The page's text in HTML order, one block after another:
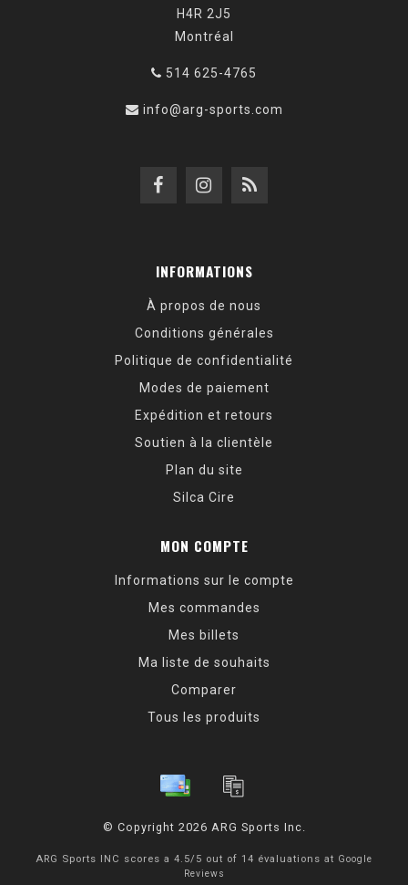
H4R 2J5
Montréal
514 625-4765
info@arg-sports.com
INFORMATIONS
À propos de nous
Conditions générales
Politique de confidentialité
Modes de paiement
Expédition et retours
Soutien à la clientèle
Plan du site
Silca Cire
MON COMPTE
Informations sur le compte
Mes commandes
Mes billets
Ma liste de souhaits
Comparer
Tous les produits
© Copyright 2026 ARG Sports Inc.
ARG Sports INC scores a 4.5/ 5 out of 14 évaluations at Google
Reviews